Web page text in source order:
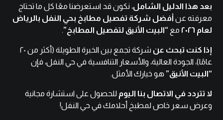
بعد هذا الدليل الشامل، نكون قد استعرضنا معًا كل ما تحتاج
معرفته عن أفضل شركة تفصيل مطابخ بحي النفل بالرياض
لعام ٢٠٢٦
مع “البيت الأنيق لتفصيل المطابخ”.
إذا كنت تبحث عن
شركة تجمع بين الخبرة الطويلة (أكثر من ٢٠
عامًا)، الجودة العالية، والأسعار التنافسية في حي النفل، فإن
“البيت الأنيق” هو خيارك الأمثل.
لا تتردد في الاتصال بنا اليوم للحصول على استشارة مجانية
وعرض سعر خاص لمطبخ أحلامك في حي النفل!